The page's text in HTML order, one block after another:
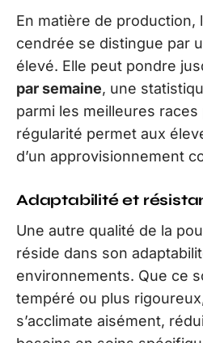
En matière de production,
cendrée se distingue par
élevé. Elle peut pondre
par semaine, une
parmi les meilleures
régularité permet aux
d’un approvisionnement
Adaptabilité et
Une autre qualité de la
réside dans son
environnements. Que ce
tempéré ou plus
s’acclimate aisément,